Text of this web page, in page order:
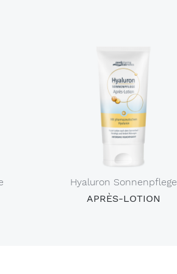
Hyaluron Sonnenpflege
APRÈS-LOTION